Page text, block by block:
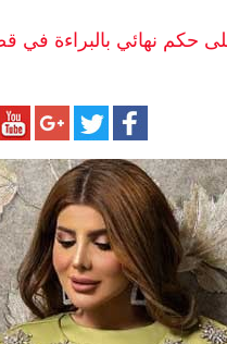
حكم نهائي بالبراءة في